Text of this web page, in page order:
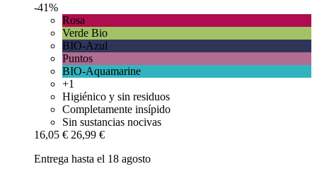
-41%
Rosa
Verde Bio
BIO-Azul
Puntos
BIO-Aquamarine
+1
Higiénico y sin residuos
Completamente insípido
Sin sustancias nocivas
16,05 € 26,99 €
Entrega hasta el 18 agosto